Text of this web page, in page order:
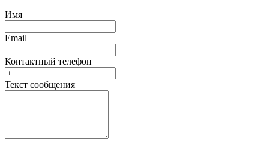
Имя
Email
Контактный телефон
Текст сообщения